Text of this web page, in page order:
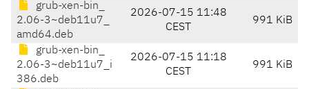
grub-xen-bin_
2.06-3~deb11u7_
amd64.deb
2026-07-15 11:48
CEST
991 KiB
grub-xen-bin_
2.06-3~deb11u7_i
386.deb
2026-07-15 11:18
CEST
991 KiB